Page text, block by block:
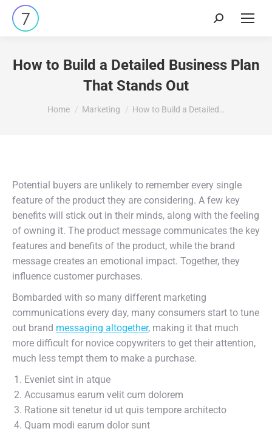
Search:
How to Build a Detailed Business Plan
That Stands Out
You are here:
Home Marketing How to Build a Detailed…
Potential buyers are unlikely to remember every single
feature of the product they are considering. A few key
benefits will stick out in their minds, along with the feeling
of owning it. The product message communicates the key
features and benefits of the product, while the brand
message creates an emotional impact. Together, they
influence customer purchases.
Bombarded with so many different marketing
communications every day, many consumers start to tune
out brand messaging altogether, making it that much
more difficult for novice copywriters to get their attention,
much less tempt them to make a purchase.
Eveniet sint in atque
Accusamus earum velit cum dolorem
Ratione sit tenetur id ut quis tempore architecto
Quam modi earum dolor sunt